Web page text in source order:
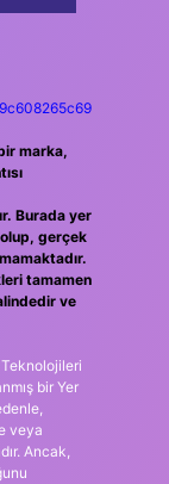
marka,
Burada yer
gerçek
tamamen
ve
bir Yer
veya
Ancak,